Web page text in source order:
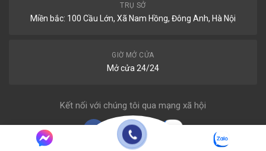
TRỤ SỞ
Miền bắc: 100 Cầu Lớn, Xã Nam Hồng, Đông Anh, Hà Nội
GIỜ MỞ CỬA
Mở cửa 24/24
Kết nối với chúng tôi qua mạng xã hội